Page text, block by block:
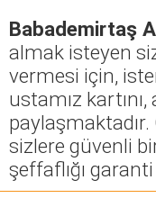
Babademirtaş
almak isteyen
vermesi için,
ustamız
sizlere güvenli
şeffaflığı